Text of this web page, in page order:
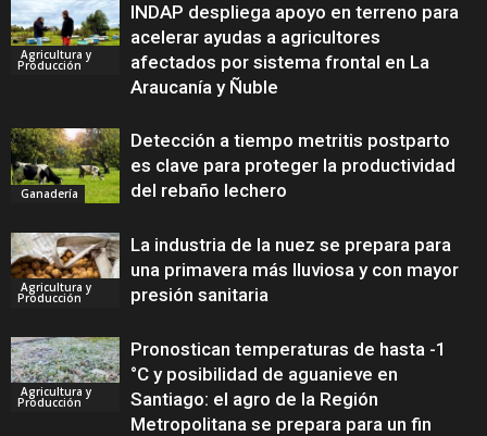
Agricultura y
Producción
INDAP despliega apoyo en terreno para
acelerar ayudas a agricultores
afectados por sistema frontal en La
Araucanía y Ñuble
Ganadería
Detección a tiempo metritis postparto
es clave para proteger la productividad
del rebaño lechero
Agricultura y
Producción
La industria de la nuez se prepara para
una primavera más lluviosa y con mayor
presión sanitaria
Agricultura y
Producción
Pronostican temperaturas de hasta -1
°C y posibilidad de aguanieve en
Santiago: el agro de la Región
Metropolitana se prepara para un fin